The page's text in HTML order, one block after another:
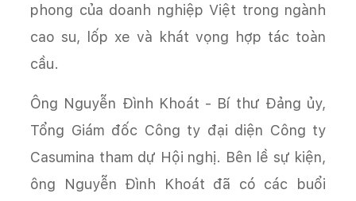
phong của doanh nghiệp Việt trong ngành
cao su, lốp xe và khát vọng hợp tác toàn
cầu.
Ông Nguyễn Đình Khoát - Bí thư Đảng ủy,
Tổng Giám đốc Công ty đại diện Công ty
Casumina tham dự Hội nghị. Bên lề sự kiện,
ông Nguyễn Đình Khoát đã có các buổi